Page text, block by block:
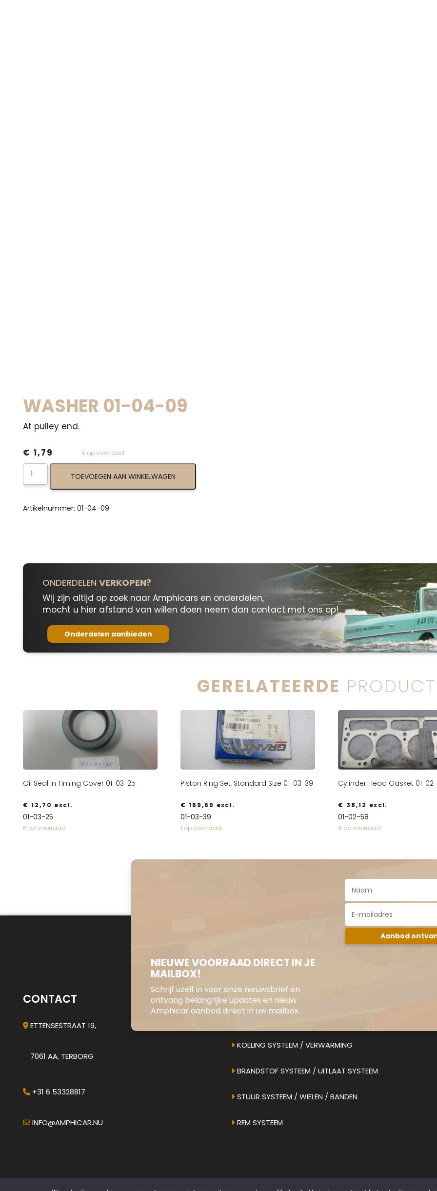
WASHER 01-04-09
At pulley end.
5 op voorraad
€ 1,79
Washer
01-
04-
aantal
TOEVOEGEN AAN WINKELWAGEN
Artikelnummer: 01-04-09
ONDERDELEN VERKOPEN?
Wij zijn altijd op zoek naar Amphicars en onderdelen,
mocht u hier afstand van willen doen neem dan contact met ons op!
Onderdelen aanbieden
GERELATEERDE
Oil Seal In Timing Cover 01-03-25
€ 12,70 excl.
01-03-25
6 op voorraad
Piston Ring Set, Standard Size 01-03-39
€ 169,69 excl.
01-03-39
1 op voorraad
Cylinder Head Gasket 01-
€ 38,12 excl.
01-02-58
4 op voorraad
NIEUWE VOORRAAD DIRECT IN JE
MAILBOX!
Schrijf uzelf in voor onze nieuwsbrief en
ontvang belangrijke updates en nieuw
Amphicar aanbod direct in uw mailbox.
CONTACT
ETTENSESTRAAT 19,
7061 AA, TERBORG
+31 6 53328817
INFO@AMPHICAR.NU
ONS AANBOD
KOELING SYSTEEM / VERWARMING
BRANDSTOF SYSTEEM / UITLAAT SYSTEEM
STUUR SYSTEEM / WIELEN / BANDEN
REM SYSTEEM